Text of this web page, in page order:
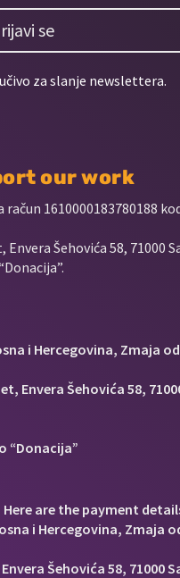
se
za slanje newslettera.
our work
račun 1610000183780188
Šehovića 58, 71000
i Hercegovina, Zmaja od
Envera Šehovića 58,
“Donacija”
are the payment
i Hercegovina, Zmaja
Šehovića 58, 71000